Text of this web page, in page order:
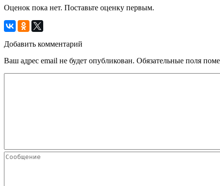
Оценок пока нет. Поставьте оценку первым.
Добавить комментарий
Ваш адрес email не будет опубликован. Обязательные поля